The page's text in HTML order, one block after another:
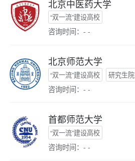
北京中医药大学
“双一流”建设高校
咨询时间：- -
北京师范大学
“双一流”建设高校 研究生院
咨询时间：- -
首都师范大学
“双一流”建设高校
咨询时间：- -